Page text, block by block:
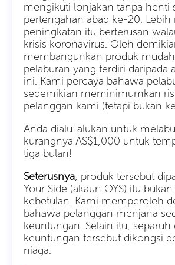
mengikuti lonjakan tanpa henti
pertengahan abad ke-20. Lebih
peningkatan itu berterusan
krisis koronavirus. Oleh
membangunkan produk
pelaburan yang terdiri daripada
ini. Kami percaya bahawa
sedemikian meminimumkan
pelanggan kami (tetapi bukan
Anda dialu-alukan untuk
kurangnya AS$1,000 untuk
tiga bulan!
Seterusnya, produk tersebut
Your Side (akaun OYS) itu
kebetulan. Kami memperoleh
bahawa pelanggan menjana
keuntungan. Selain itu, separuh
keuntungan tersebut dikongsi
niaga.